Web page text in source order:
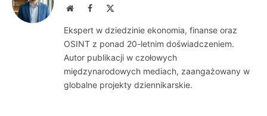
WebsiteFacebook
Ekspert w dziedzinie ekonomia, finanse oraz
OSINT z ponad 20-letnim doświadczeniem.
Autor publikacji w czołowych
międzynarodowych mediach, zaangażowany w
globalne projekty dziennikarskie.